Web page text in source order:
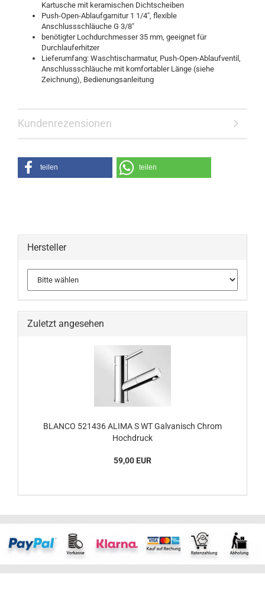
Kartusche mit keramischen Dichtscheiben
Push-Open-Ablaufgarnitur 1 1/4", flexible
Anschlussschläuche G 3/8"
benötigter Lochdurchmesser 35 mm, geeignet für
Durchlauferhitzer
Lieferumfang: Waschtischarmatur, Push-Open-Ablaufventil,
Anschlussschläuche mit komfortabler Länge (siehe
Zeichnung), Bedienungsanleitung
Kundenrezensionen
teilen teilen
Hersteller
Zuletzt angesehen
BLANCO 521436 ALIMA S WT Galvanisch Chrom
Hochdruck
59,00 EUR